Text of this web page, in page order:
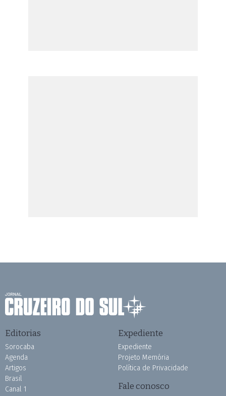
Editorias
Sorocaba
Agenda
Artigos
Brasil
Canal 1
Expediente
Expediente
Projeto Memória
Política de Privacidade
Fale conosco